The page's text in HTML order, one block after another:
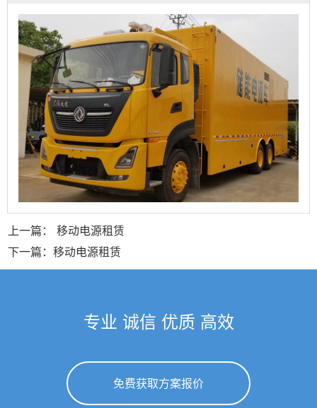
上一篇： 移动电源租赁
下一篇：移动电源租赁
专业 诚信 优质 高效
免费获取方案报价